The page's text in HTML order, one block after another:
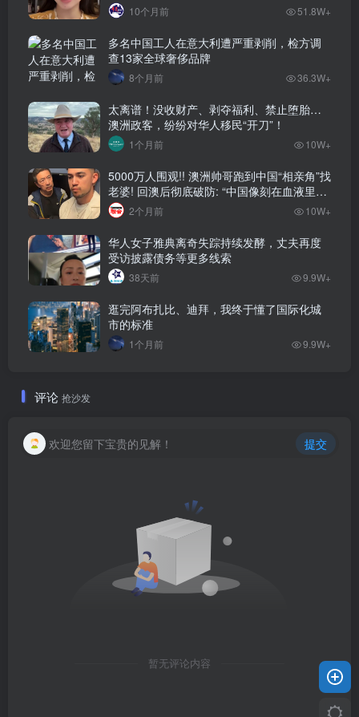
10个月前 51.8W+
多名中国工人在意大利遭严重剥削，检方调
查13家全球奢侈品牌
8个月前 36.3W+
太离谱！没收财产、剥夺福利、禁止堕胎…
澳洲政客，纷纷对华人移民“开刀”！
1个月前 10W+
5000万人围观!! 澳洲帅哥跑到中国“相亲角”找
老婆! 回澳后彻底破防: “中国像刻在血液里的
家”! 全网疯狂热议…
2个月前 10W+
华人女子雅典离奇失踪持续发酵，丈夫再度
受访披露债务等更多线索
38天前 9.9W+
逛完阿布扎比、迪拜，我终于懂了国际化城
市的标准
1个月前 9.9W+
评论 抢沙发
欢迎您留下宝贵的见解！ 提交
暂无评论内容